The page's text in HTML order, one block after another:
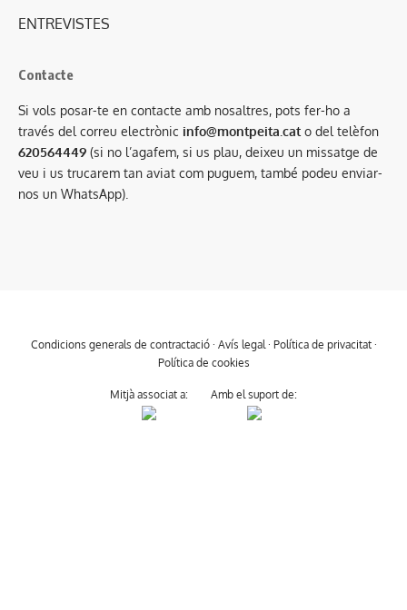
ENTREVISTES
Contacte
Si vols posar-te en contacte amb nosaltres, pots fer-ho a
través del correu electrònic info@montpeita.cat o del telèfon
620564449 (si no l’agafem, si us plau, deixeu un missatge de
veu i us trucarem tan aviat com puguem, també podeu enviar-
nos un WhatsApp).
Condicions generals de contractació· Avís legal · Política de privacitat·
Política de cookies
Mitjà associat a: Amb el suport de: